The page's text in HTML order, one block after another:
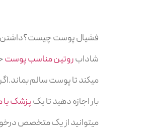
فشیال پوست چیست؟داشتن
شادابروتین مناسب پوست
میکند تا پوست سالم
بار اجازه دهید تا یکپزشک
میتوانید از یک متخصص درخواست